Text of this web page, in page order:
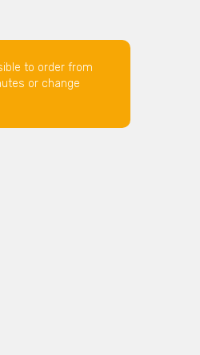
to order from
or change